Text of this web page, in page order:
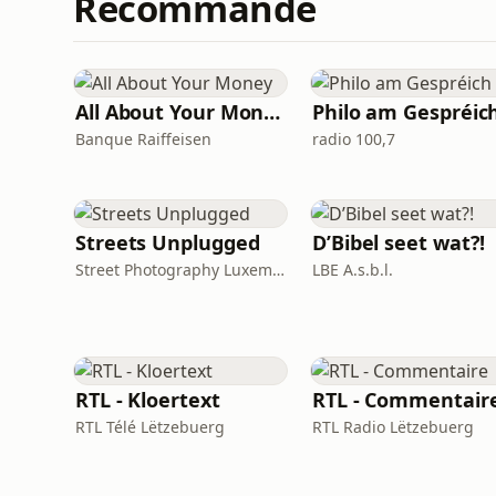
All About Your Money
Banque Raiffeisen
Philo am
radio 100,7
Streets Unplugged
Street Photography Luxembourg Collective
D’Bibel seet wat?!
LBE A.s.b.l.
RTL - Kloertext
RTL Télé Lëtzebuerg
RTL -
RTL Radio Lëtzebuerg